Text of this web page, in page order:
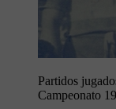
Partidos
Campeonato